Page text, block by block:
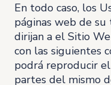
En todo caso, los
páginas web de
dirijan a el Sitio
con las siguientes
podrá reproducir
partes del mismo